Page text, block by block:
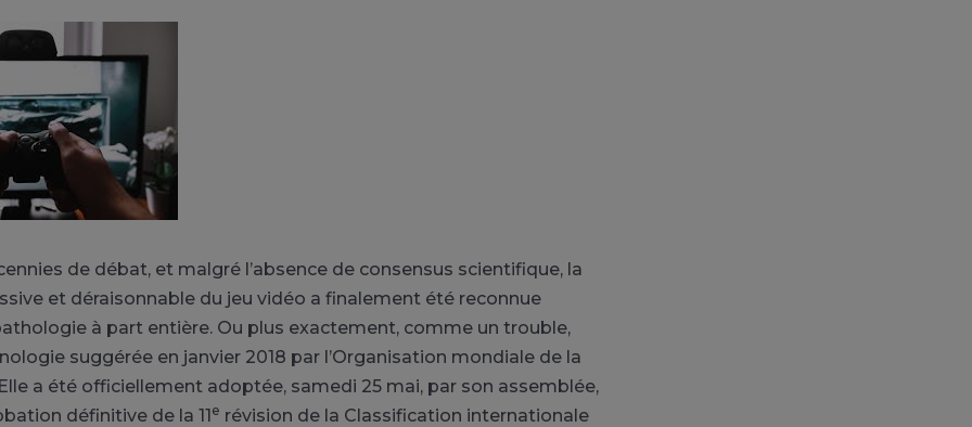
de débat, et malgré l’absence de consensus scientifique, la
et déraisonnable du jeu vidéo a finalement été reconnue
à part entière. Ou plus exactement, comme un trouble,
suggérée en janvier 2018 par l’Organisation mondiale de la
a été officiellement adoptée, samedi 25 mai, par son assemblée,
définitive de la 11e révision de la Classification internationale